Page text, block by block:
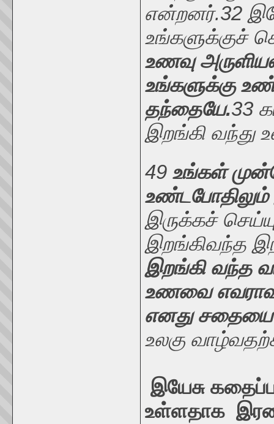
என்றனர்.32
உங்களுக்குச்
உணவு
உங்களுக்கு
தந்தையே.33
இறங்கி வந்து
49 உங்கள்
இருக்கச்
இறங்கிவந்த
இறங்கி வந்த
உணவை
எனது
உலகு
இயேசு
உள்ளதாக